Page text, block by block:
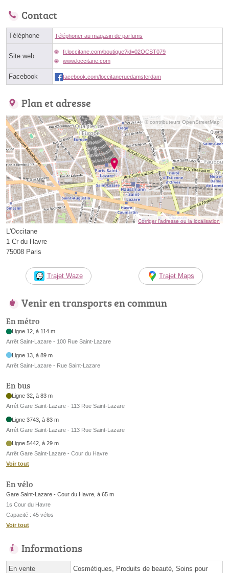
Contact
Téléphone Téléphoner au magasin de parfums
Site web
fr.loccitane.com/boutique?id=02OCST079
www.loccitane.com
Facebook facebook.com/loccitaneruedamsterdam
Plan et adresse
© contributeurs OpenStreetMap
Corriger l’adresse ou la localisation
L'Occitane
1 Cr du Havre
75008 Paris
Trajet Waze Trajet Maps
Venir en transports en commun
En métro
Ligne 12, à 114 m
Arrêt Saint-Lazare - 100 Rue Saint-Lazare
Ligne 13, à 89 m
Arrêt Saint-Lazare - Rue Saint-Lazare
En bus
Ligne 32, à 83 m
Arrêt Gare Saint-Lazare - 113 Rue Saint-Lazare
Ligne 3743, à 83 m
Arrêt Gare Saint-Lazare - 113 Rue Saint-Lazare
Ligne 5442, à 29 m
Arrêt Gare Saint-Lazare - Cour du Havre
Voir tout
En vélo
Gare Saint-Lazare - Cour du Havre, à 65 m
1s Cour du Havre
Capacité : 45 vélos
Voir tout
Informations
En vente
Cosmétiques, Produits de beauté, Soins pour